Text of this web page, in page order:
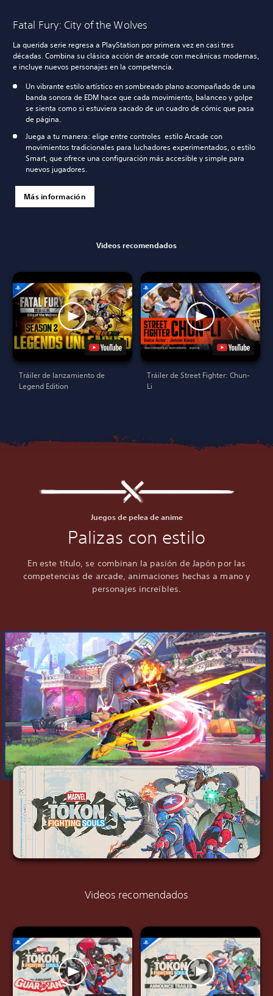
Fatal Fury: City of the Wolves
La querida serie regresa a PlayStation por primera vez en casi tres
décadas. Combina su clásica acción de arcade con mecánicas modernas,
e incluye nuevos personajes en la competencia.
Un vibrante estilo artístico en sombreado plano acompañado de una
banda sonora de EDM hace que cada movimiento, balanceo y golpe
se sienta como si estuviera sacado de un cuadro de cómic que pasa
de página.
Juega a tu manera: elige entre controles estilo Arcade con
movimientos tradicionales para luchadores experimentados, o estilo
Smart, que ofrece una configuración más accesible y simple para
nuevos jugadores.
Más información
Videos recomendados
Tráiler de lanzamiento de
Legend Edition
Tráiler de Street Fighter: Chun-
Li
Juegos de pelea de anime
Palizas con estilo
En este título, se combinan la pasión de Japón por las
competencias de arcade, animaciones hechas a mano y
personajes increíbles.
Videos recomendados